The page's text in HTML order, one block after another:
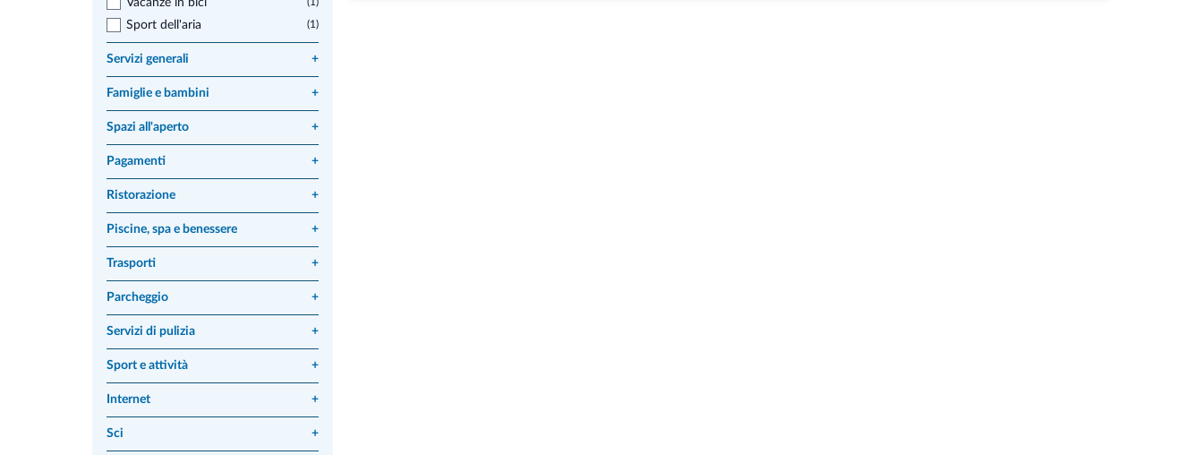
Vacanze in bici
Sport dell'aria (1)
Servizi generali +
Famiglie e bambini +
Spazi all'aperto +
Pagamenti +
Ristorazione +
Piscine, spa e benessere +
Trasporti +
Parcheggio +
Servizi di pulizia +
Sport e attività +
Internet +
Sci +